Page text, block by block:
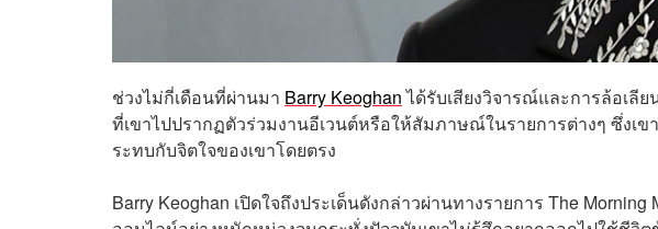
ช่วงไม่กี่เดือนที่ผ่านมา Barry Keoghanได้รับเสียงวิจารณ์และการล้อเลี
ที่เขาไปปรากฏตัวร่วมงานอีเวนต์หรือให้สัมภาษณ์ในรายการต่างๆ ซึ่งเ
ระทบกับจิตใจของเขาโดยตรง
Barry Keoghan เปิดใจถึงประเด็นดังกล่าวผ่านทางรายการ The